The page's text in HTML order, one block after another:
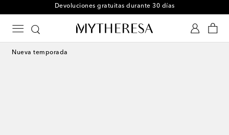
Devoluciones gratuitas durante 30 días
Nueva temporada